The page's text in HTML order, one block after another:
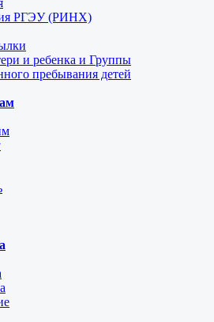
РГЭУ (РИНХ)
и ребенка и Группы
пребывания детей